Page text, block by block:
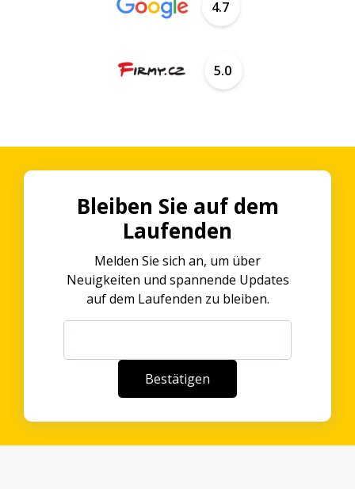
4.7
5.0
Bleiben Sie auf dem
Laufenden
Melden Sie sich an, um über
Neuigkeiten und spannende Updates
auf dem Laufenden zu bleiben.